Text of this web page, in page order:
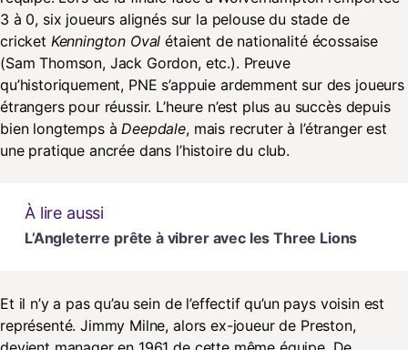
3 à 0, six joueurs alignés sur la pelouse du stade de
cricket Kennington Oval étaient de nationalité écossaise
(Sam Thomson, Jack Gordon, etc.). Preuve
qu’historiquement, PNE s’appuie ardemment sur des joueurs
étrangers pour réussir. L’heure n’est plus au succès depuis
bien longtemps à Deepdale, mais recruter à l’étranger est
une pratique ancrée dans l’histoire du club.
À lire aussi
L’Angleterre prête à vibrer avec les Three Lions
Et il n’y a pas qu’au sein de l’effectif qu’un pays voisin est
représenté. Jimmy Milne, alors ex-joueur de Preston,